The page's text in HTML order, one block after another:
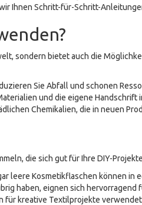
Ihnen Schritt-für-Schritt-
sondern bietet auch die
Sie Abfall und schonen
und die eigene Handschrift
Chemikalien, die in neuen
die sich gut für Ihre DIY-
leere Kosmetikflaschen können
haben, eignen sich hervorragend
für kreative Textilprojekte